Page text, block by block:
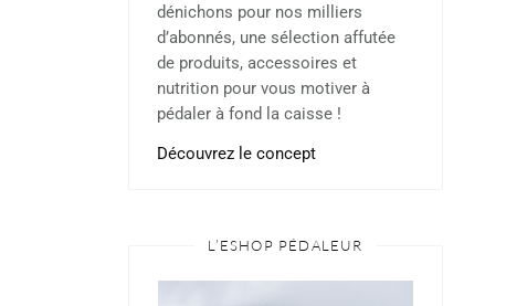
dénichons pour nos milliers
d’abonnés, une sélection affutée
de produits, accessoires et
nutrition pour vous motiver à
pédaler à fond la caisse !
Découvrez le concept
L’ESHOP PÉDALEUR